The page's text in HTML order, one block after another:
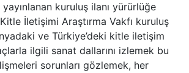
kuruluş ilanı yürürlüğe
İletişimi Araştırma Vakfı kuruluş
ve Türkiye’deki kitle iletişim
ilgili sanat dallarını izlemek bu
sorunları gözlemek, her